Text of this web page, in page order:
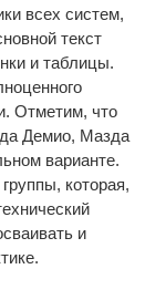
всех систем,
текст
и таблицы.
Отметим, что
Демио, Мазда
варианте.
которая,
и